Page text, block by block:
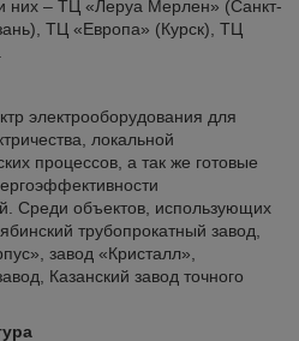
них – ТЦ «Леруа Мерлен» (Санкт-
ТЦ «Европа» (Курск), ТЦ
электрооборудования для
локальной
процессов, а так же готовые
Среди объектов, использующих
трубопрокатный завод,
завод «Кристалл»,
Казанский завод точного